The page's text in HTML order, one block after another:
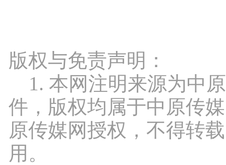
版权与免责声明：
1. 本网注明来源为中
件，版权均属于中原传
原传媒网授权，不得转
用。